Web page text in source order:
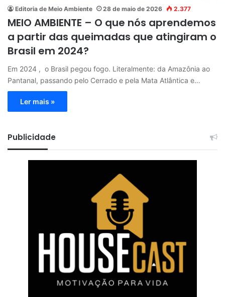
Editoria de Meio Ambiente 28 de maio de 2026 2.377
MEIO AMBIENTE – O que nós aprendemos
a partir das queimadas que atingiram o
Brasil em 2024?
Em 2024 , o Brasil pegou fogo. Literalmente: da Amazônia ao
Pantanal, passando pelo Cerrado e pela Mata Atlântica e…
Ler mais »
Publicidade